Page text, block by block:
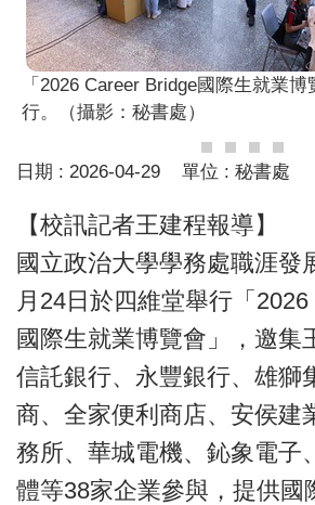
「2026 Career Bridge國際生就業
行。（攝影：秘書處）
日期 : 2026-04-29 單位 : 秘書處
【校訊記者王建程報導】
國立政治大學學務處職涯發
月24日於四維堂舉行「
國際生就業博覽會」，邀集
信託銀行、永豐銀行、雄獅
商、全家便利商店、安侯建
務所、華城電機、鈊象電子
體等38家企業參與，提供國